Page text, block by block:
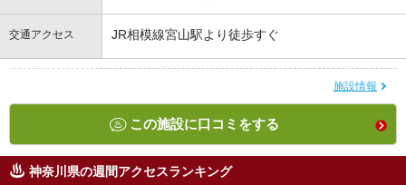
交通アクセス JR相模線宮山駅より徒歩すぐ
施設情報
この施設に口コミをする
神奈川県の週間アクセスランキング